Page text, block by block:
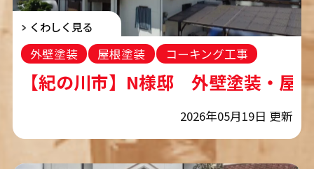
くわしく見る
【紀の川市】N様邸 外壁塗装・屋
2026年05月19日 更新
外壁塗装 屋根塗装 コーキング工事